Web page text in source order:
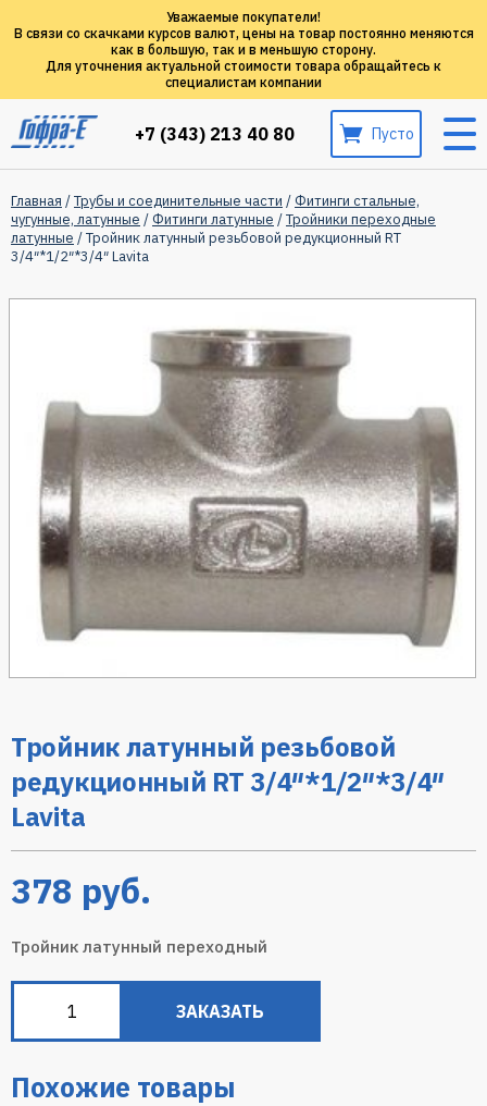
Уважаемые покупатели!
В связи со скачками курсов валют, цены на товар постоянно меняются
как в большую, так и в меньшую сторону.
Для уточнения актуальной стоимости товара обращайтесь к
специалистам компании
+7 (343) 213 40 80 Пусто
Главная /Трубы и соединительные части / Фитинги стальные,
чугунные, латунные / Фитинги латунные /Тройники переходные
латунные / Тройник латунный резьбовой редукционный RT
3/4″*1/2″*3/4″ Lavita
Тройник латунный резьбовой
редукционный RT 3/4″*1/2″*3/4″
Lavita
378 руб.
Тройник латунный переходный
ЗАКАЗАТЬ
Похожие товары